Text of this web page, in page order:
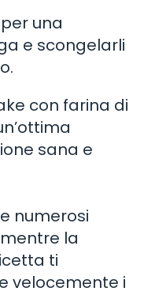
una
e scongelarli
con farina di
sana e
numerosi
la
ti
velocemente i